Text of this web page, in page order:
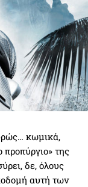
κωμικά,
προπύργιο» της
δε, όλους
αυτή των